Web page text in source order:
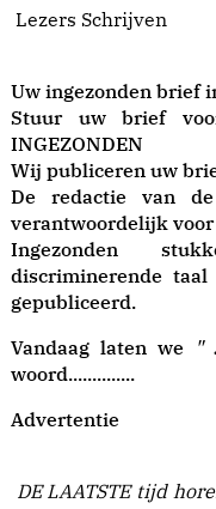
Lezers Schrijven
Uw ingezonden brief
Stuur uw brief
INGEZONDEN
Wij publiceren uw
De redactie van
verantwoordelijk
Ingezonden
discriminerende
gepubliceerd.
Vandaag laten we
"
woord..............
Advertentie
DE LAATSTE tijd